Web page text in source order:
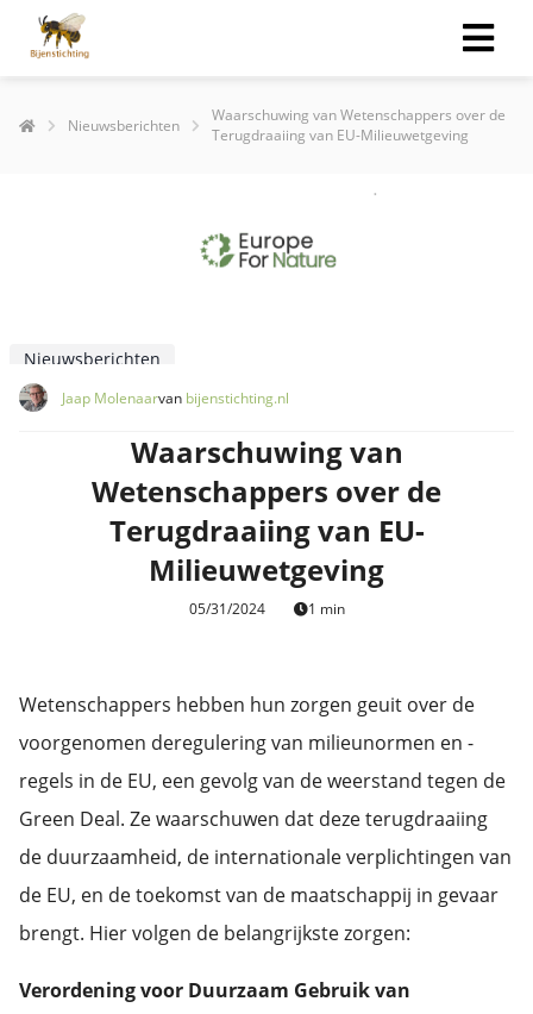
Nieuwsberichten
Waarschuwing van Wetenschappers over de
Terugdraaiing van EU-Milieuwetgeving
Nieuwsberichten
Jaap Molenaarvan bijenstichting.nl
Waarschuwing van
Wetenschappers over de
Terugdraaiing van EU-
Milieuwetgeving
05/31/2024 1 min
Wetenschappers hebben hun zorgen geuit over de
voorgenomen deregulering van milieunormen en -
regels in de EU, een gevolg van de weerstand tegen de
Green Deal. Ze waarschuwen dat deze terugdraaiing
de duurzaamheid, de internationale verplichtingen van
de EU, en de toekomst van de maatschappij in gevaar
brengt. Hier volgen de belangrijkste zorgen:
Verordening voor Duurzaam Gebruik van